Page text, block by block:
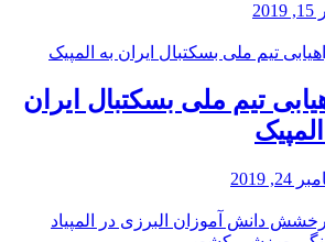
تیم ملی بسکتبال ایران
2019